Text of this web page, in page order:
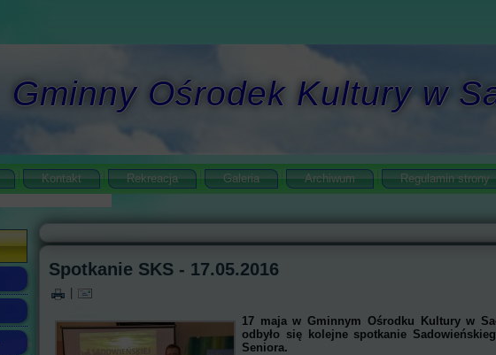
Gminny Ośrodek Kultury w
Kontakt Rekreacja Galeria Archiwum Regulamin strony
Spotkanie SKS - 17.05.2016
17 maja w Gminnym Ośrodku Kultury w
odbyło się kolejne spotkanie
Seniora.